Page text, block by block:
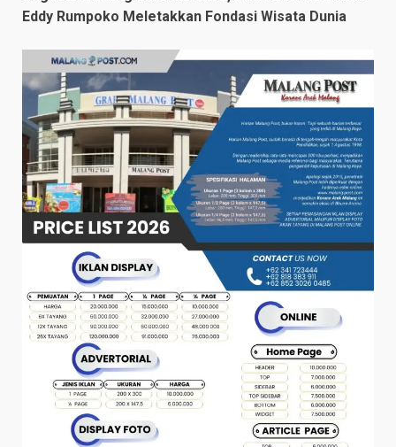
Eddy Rumpoko Meletakkan Fondasi Wisata Dunia